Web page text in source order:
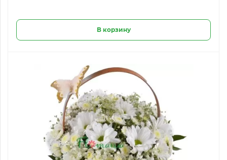
В корзину